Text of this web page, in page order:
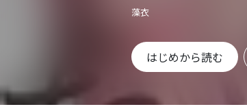
藻衣
はじめから読む